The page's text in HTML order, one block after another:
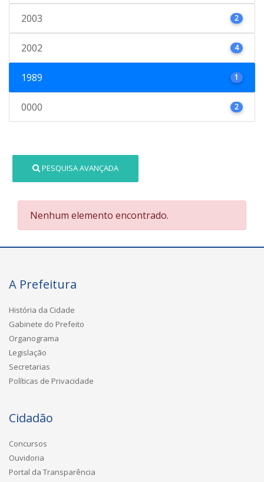
2003 2
2002 4
1989 1
0000 2
PESQUISA AVANÇADA
Nenhum elemento encontrado.
A Prefeitura
História da Cidade
Gabinete do Prefeito
Organograma
Legislação
Secretarias
Políticas de Privacidade
Cidadão
Concursos
Ouvidoria
Portal da Transparência